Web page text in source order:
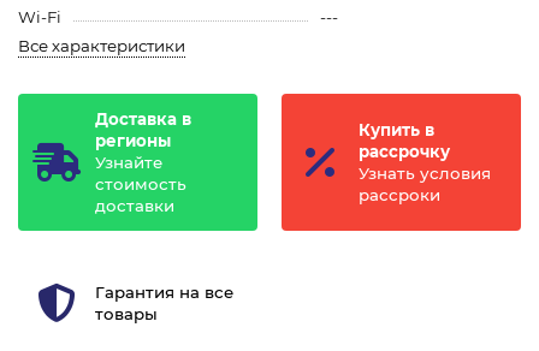
Wi-Fi
---
Все характеристики
Доставка в
регионы
Узнайте
стоимость
доставки
Купить в
рассрочку
Узнать условия
рассроки
Гарантия на все
товары